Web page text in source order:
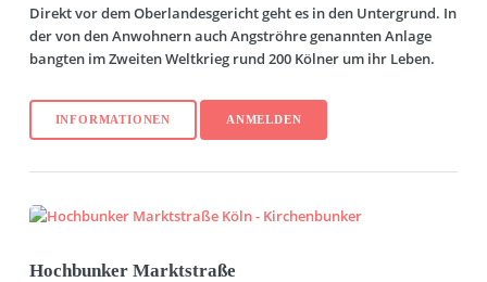
Direkt vor dem Oberlandesgericht geht es in den Untergrund. In
der von den Anwohnern auch Angströhre genannten Anlage
bangten im Zweiten Weltkrieg rund 200 Kölner um ihr Leben.
INFORMATIONEN ANMELDEN
Hochbunker Marktstraße